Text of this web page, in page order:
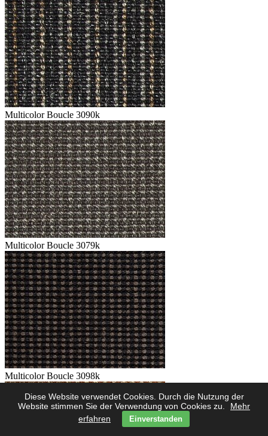
Diese Website verwendet Cookies. Durch die Nutzung der
Website stimmen Sie der Verwendung von Cookies zu.
Mehr
erfahren
Einverstanden
Multicolor Boucle 3090k
Multicolor Boucle 3079k
Multicolor Boucle 3098k